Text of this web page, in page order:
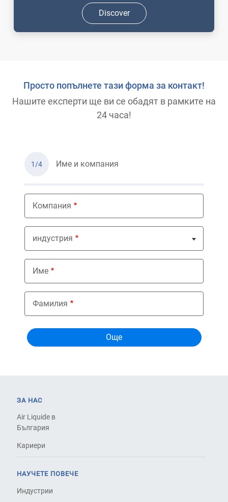
Discover
Просто попълнете тази форма за контакт!
Нашите експерти ще ви се обадят в рамките на
24 часа!
1/4 Име и компания
Компания
индустрия
Nothing selected
Име
Фамилия
ЗА НАС
Air Liquide в
България
Кариери
НАУЧЕТЕ ПОВЕЧЕ
Индустрии